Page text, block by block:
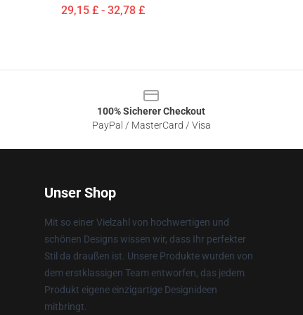
29,15 £ - 32,78 £
100% Sicherer Checkout
PayPal / MasterCard / Visa
Unser Shop
Mit so einer Vielzahl von hochwertigen und
schönen Designs wissen wir, dass Ihr perfekter
Stil da draußen ist. Unsere Produkte wurden von
dem erstklassigen Team entworfen, das jedem
Produkt eigene einzigartige Designideen
mitbringt.